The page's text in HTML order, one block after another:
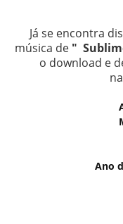
Já se encontra
música de "
o download e
na
Ano